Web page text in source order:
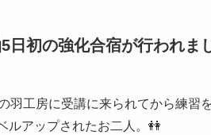
初の強化合宿が行われま
羽工房に受講に来られてから練習
ルアップされたお二人。👭